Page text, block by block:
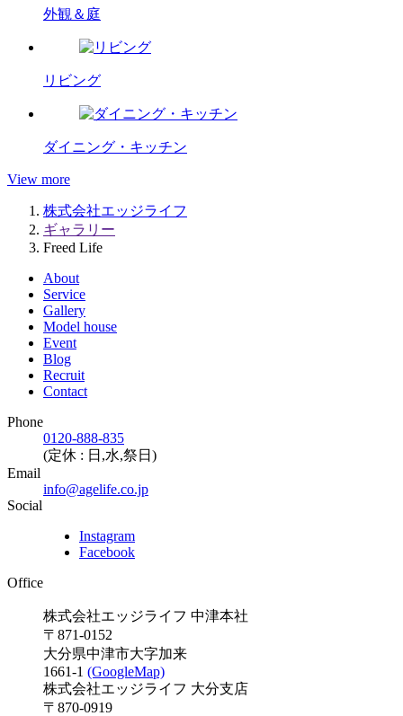
外観＆庭
リビング
ダイニング・キッチン
View more
株式会社エッジライフ
ギャラリー
Freed Life
About
Service
Gallery
Model house
Event
Blog
Recruit
Contact
Phone
0120-888-835
(定休 : 日,水,祭日)
Email
info@agelife.co.jp
Social
Instagram
Facebook
Office
株式会社エッジライフ 中津本社
〒871-0152
大分県中津市大字加来
1661-1 (GoogleMap)
株式会社エッジライフ 大分支店
〒870-0919